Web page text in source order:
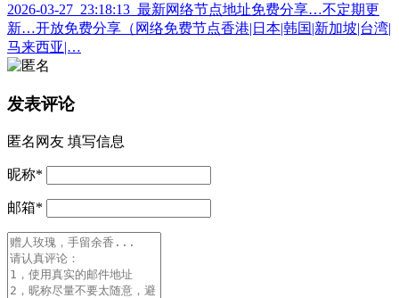
2026-03-27_23:18:13_最新网络节点地址免费分享…不定期更
新…开放免费分享（网络免费节点香港|日本|韩国|新加坡|台湾|
马来西亚|…
发表评论
匿名网友 填写信息
昵称*
邮箱*